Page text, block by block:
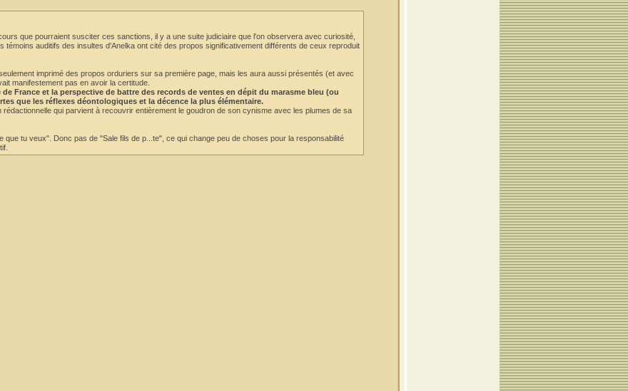
que pourraient susciter ces sanctions, il y a une suite judiciaire que l'on observera avec curiosité,
témoins auditifs des insultes d'Anelka ont cité des propos significativement différents de ceux reproduit
imprimé des propos orduriers sur sa première page, mais les aura aussi présentés (et avec
manifestement pas en avoir la certitude.
France et la perspective de battre des records de ventes en dépit du marasme bleu (ou
que les réflexes déontologiques et la décence la plus élémentaire.
qui parvient à recouvrir entièrement le goudron de son cynisme avec les plumes de sa
que tu veux". Donc pas de "Sale fils de p...te", ce qui change peu de choses pour la responsabilité